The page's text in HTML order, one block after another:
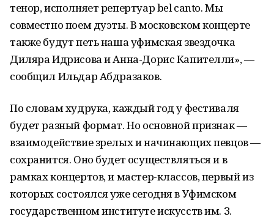
тенор, исполняет репертуар bel canto. Мы
совместно поем дуэты. В московском концерте
также будут петь наша уфимская звездочка
Диляра Идрисова и Анна-Дорис Капителли», —
сообщил Ильдар Абдразаков.
По словам худрука, каждый год у фестиваля
будет разный формат. Но основной признак —
взаимодействие зрелых и начинающих певцов —
сохранится. Оно будет осуществляться и в
рамках концертов, и мастер-классов, первый из
которых состоялся уже сегодня в Уфимском
государственном институте искусств им. З.